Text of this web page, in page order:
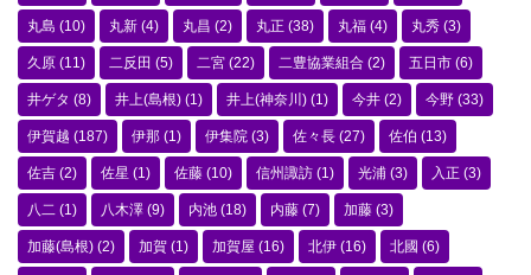
丸島 (10) 丸新 (4) 丸昌 (2) 丸正 (38) 丸福 (4) 丸秀 (3)
久原 (11) 二反田 (5) 二宮 (22) 二豊協業組合 (2) 五日市 (6)
井ゲタ (8) 井上(島根) (1) 井上(神奈川) (1) 今井 (2) 今野 (33)
伊賀越 (187) 伊那 (1) 伊集院 (3) 佐々長 (27) 佐伯 (13)
佐吉 (2) 佐星 (1) 佐藤 (10) 信州諏訪 (1) 光浦 (3) 入正 (3)
八二 (1) 八木澤 (9) 内池 (18) 内藤 (7) 加藤 (3)
加藤(島根) (2) 加賀 (1) 加賀屋 (16) 北伊 (16) 北國 (6)